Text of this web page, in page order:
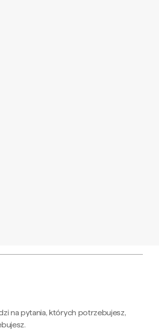
na pytania, których potrzebujesz,